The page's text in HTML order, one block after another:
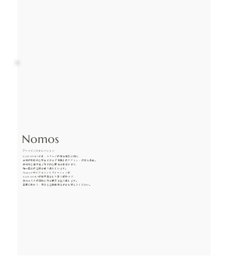
Nomos
アートインスタレーション
EACH STORYでは、ステージの舞台施工に加え、
会場の象徴的な存在である「鳥居」のデザイン・設営も担当。
伝統的な造形美と現代的な感性を融合させた、
唯一無二の空間を創り出しています。
Nomosが手がけるインスタレーションは、
EACH STORYの世界観をより深く印象づけ、
訪れる人々の記憶に残る風景を生み出します。
五感で味わう、特別な空間体験をぜひお楽しみください。